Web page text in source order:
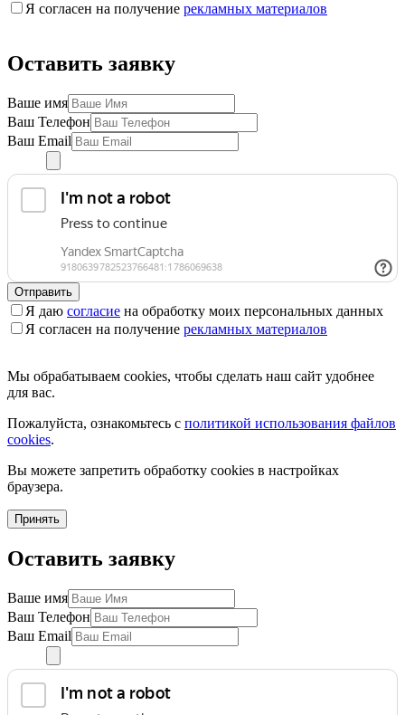
Я согласен на получение рекламных материалов
Оставить заявку
Ваше имя
Ваш Телефон
Ваш Email
Отправить
Я даю согласие на обработку моих персональных данных
Я согласен на получение рекламных материалов
Мы обрабатываем cookies, чтобы сделать наш сайт удобнее
для вас.
Пожалуйста, ознакомьтесь с политикой использования файлов
cookies.
Вы можете запретить обработку cookies в настройках
браузера.
Принять
Оставить заявку
Ваше имя
Ваш Телефон
Ваш Email